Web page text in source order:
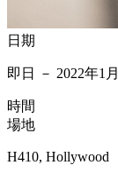
日期
即日 － 2022年1
時間
場地
H410, Hollywood